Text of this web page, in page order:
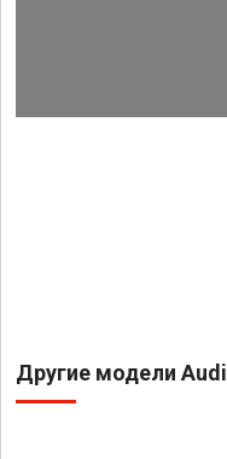
Другие модели Audi